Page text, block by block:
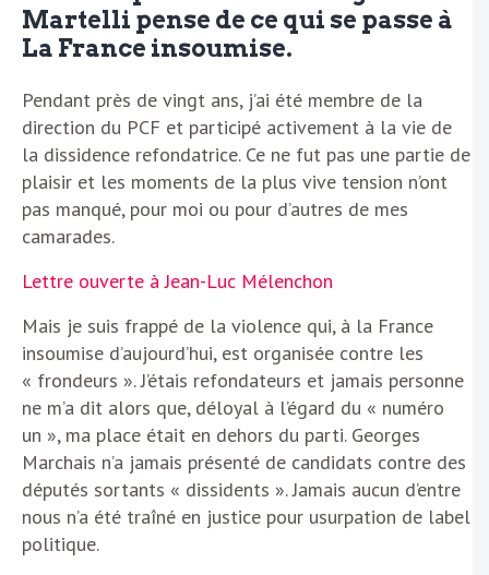
Martelli pense de ce qui se passe à
La France insoumise.
Pendant près de vingt ans, j’ai été membre de la
direction du PCF et participé activement à la vie de
la dissidence refondatrice. Ce ne fut pas une partie de
plaisir et les moments de la plus vive tension n’ont
pas manqué, pour moi ou pour d’autres de mes
camarades.
Lettre ouverte à Jean-Luc Mélenchon
Mais je suis frappé de la violence qui, à la France
insoumise d’aujourd’hui, est organisée contre les
« frondeurs ». J’étais refondateurs et jamais personne
ne m’a dit alors que, déloyal à l’égard du « numéro
un », ma place était en dehors du parti. Georges
Marchais n’a jamais présenté de candidats contre des
députés sortants « dissidents ». Jamais aucun d’entre
nous n’a été traîné en justice pour usurpation de label
politique.